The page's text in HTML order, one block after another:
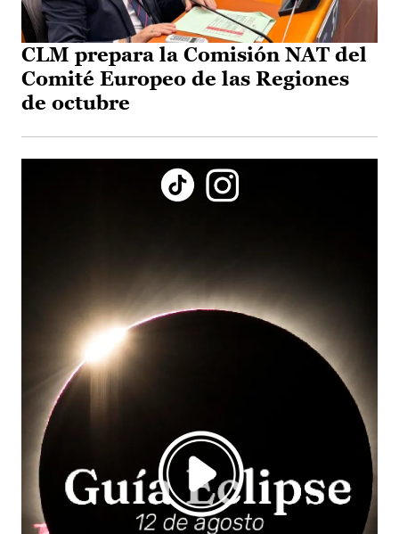
CLM prepara la Comisión NAT del
Comité Europeo de las Regiones
de octubre